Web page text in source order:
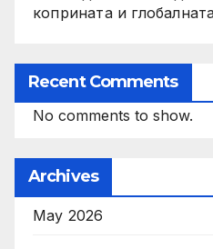
коприната и
Recent Comments
No comments to show.
Archives
May 2026